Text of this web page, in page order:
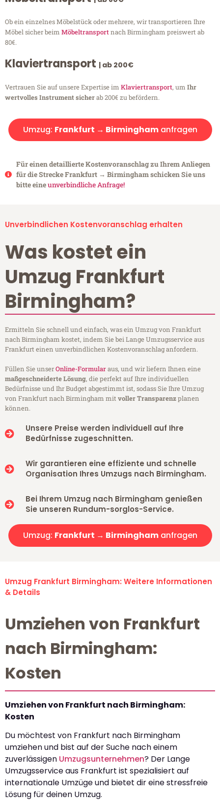
Ob ein einzelnes Möbelstück oder mehrere, wir transportieren Ihre
Möbel sicher beim Möbeltransportnach Birmingham preiswert ab
80€.
Klaviertransport | ab 200€
Vertrauen Sie auf unsere Expertise im Klaviertransport, um Ihr
wertvolles Instrument sicherab 200€ zu befördern.
Umzug: Frankfurt → Birminghamanfragen
Für einen detaillierte Kostenvoranschlag zu Ihrem Anliegen
für die Strecke Frankfurt → Birmingham schicken Sie uns
bitte eineunverbindliche Anfrage!
Unverbindlichen Kostenvoranschlag erhalten
Was kostet ein
Umzug Frankfurt
Birmingham?
Ermitteln Sie schnell und einfach, was ein Umzug von Frankfurt
nach Birmingham kostet, indem Sie bei Lange Umzugsservice aus
Frankfurt einen unverbindlichen Kostenvoranschlag anfordern.
Füllen Sie unserOnline-Formularaus, und wir liefern Ihnen eine
maßgeschneiderte Lösung, die perfekt auf Ihre individuellen
Bedürfnisse und Ihr Budget abgestimmt ist, sodass Sie Ihre Umzug
von Frankfurt nach Birmingham mitvoller Transparenzplanen
können.
Unsere Preise werden individuell auf Ihre
Bedürfnisse zugeschnitten.
Wir garantieren eine effiziente und schnelle
Organisation Ihres Umzugs nach Birmingham.
Bei Ihrem Umzug nach Birmingham genießen
Sie unseren Rundum-sorglos-Service.
Umzug: Frankfurt → Birminghamanfragen
Umzug Frankfurt Birmingham: Weitere Informationen
& Details
Umziehen von Frankfurt
nach Birmingham:
Kosten
Umziehen von Frankfurt nach Birmingham:
Kosten
Du möchtest von Frankfurt nach Birmingham
umziehen und bist auf der Suche nach einem
zuverlässigen Umzugsunternehmen? Der Lange
Umzugsservice aus Frankfurt ist spezialisiert auf
internationale Umzüge und bietet dir eine stressfreie
Lösung für deinen Umzug.